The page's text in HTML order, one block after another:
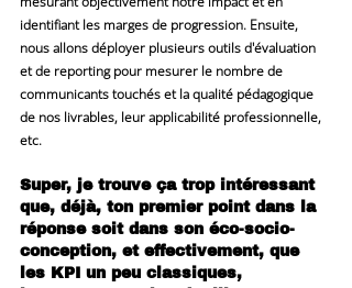
identifiant les marges de progression. Ensuite,
nous allons déployer plusieurs outils d'évaluation
et de reporting pour mesurer le nombre de
communicants touchés et la qualité pédagogique
de nos livrables, leur applicabilité professionnelle,
etc.
Super, je trouve ça trop intéressant
que, déjà, ton premier point dans la
réponse soit dans son éco-socio-
conception, et effectivement, que
les KPI un peu classiques,